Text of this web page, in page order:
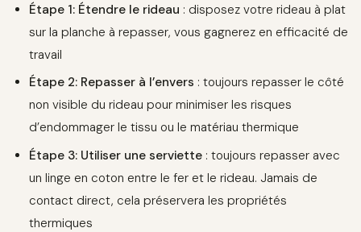
Étape 1: Étendre le rideau : disposez votre rideau à plat
sur la planche à repasser, vous gagnerez en efficacité de
travail
Étape 2: Repasser à l’envers : toujours repasser le côté
non visible du rideau pour minimiser les risques
d’endommager le tissu ou le matériau thermique
Étape 3: Utiliser une serviette : toujours repasser avec
un linge en coton entre le fer et le rideau. Jamais de
contact direct, cela préservera les propriétés
thermiques